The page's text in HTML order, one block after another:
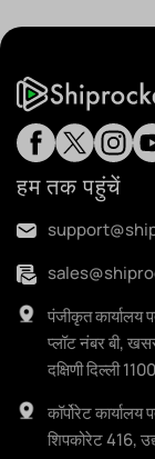
हम तक पहुंचें
पंजीकृत कार्यालय
प्लॉट नंबर बी,
दक्षिणी दिल्ली
कॉर्पोरेट कार्यालय
शिपकोरेट 416,